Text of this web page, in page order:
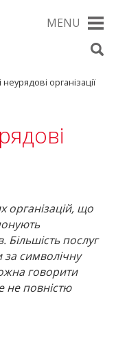
MENU
oрганізації
організацій, що
Більшість послуг
за символічну
говорити
повністю